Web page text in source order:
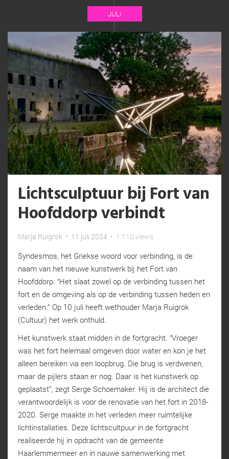
JULI
Lichtsculptuur bij Fort van
Hoofddorp verbindt
Marja Ruigrok • 11 juli 2024 • 1.110 views
Syndesmos, het Griekse woord voor verbinding, is de
naam van het nieuwe kunstwerk bij het Fort van
Hoofddorp. “Het slaat zowel op de verbinding tussen het
fort en de omgeving als op de verbinding tussen heden en
verleden.” Op 10 juli heeft wethouder Marja Ruigrok
(Cultuur) het werk onthuld.
Het kunstwerk staat midden in de fortgracht. “Vroeger
was het fort helemaal omgeven door water en kon je het
alleen bereiken via een loopbrug. Die brug is verdwenen,
maar de pijlers staan er nog. Daar is het kunstwerk op
geplaatst”, zegt Serge Schoemaker. Hij is de architect die
verantwoordelijk is voor de renovatie van het fort in 2018-
2020. Serge maakte in het verleden meer ruimtelijke
lichtinstallaties. Deze lichtscultpuur in de fortgracht
realiseerde hij in opdracht van de gemeente
Haarlemmermeer en in nauwe samenwerking met